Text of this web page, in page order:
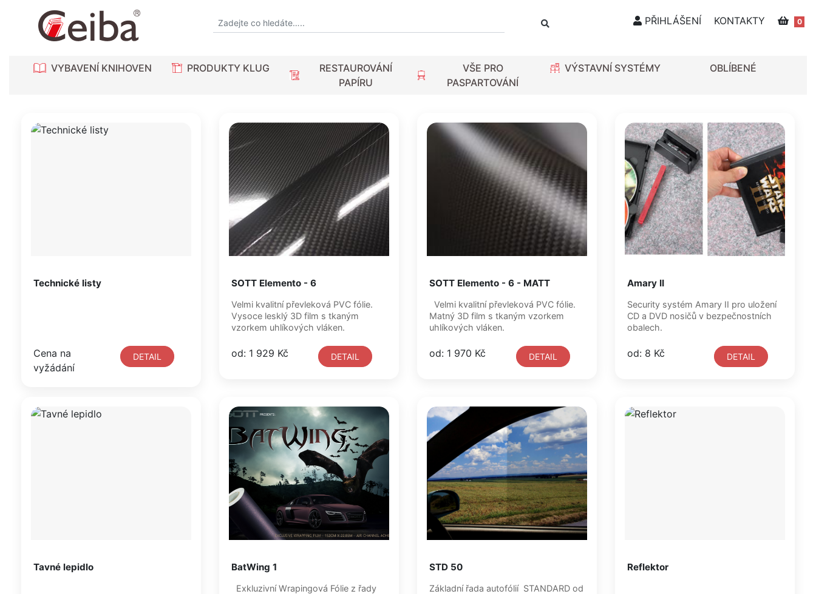
PŘIHLÁŠENÍ KONTAKTY 0
VYBAVENÍ KNIHOVEN PRODUKTY KLUG
RESTAUROVÁNÍ
PAPÍRU
VŠE PRO
PASPARTOVÁNÍ
VÝSTAVNÍ SYSTÉMY OBLÍBENÉ
Technické listy
Cena na
vyžádání
DETAIL
SOTT Elemento - 6
Velmi kvalitní převleková PVC fólie.
Vysoce lesklý 3D film s tkaným
vzorkem uhlíkových vláken.
od: 1 929 Kč DETAIL
SOTT Elemento - 6 - MATT
Matný 3D film s tkaným vzorkem
uhlíkových vláken.
od: 1 970 Kč DETAIL
Amary II
Security systém Amary II pro uložení
CD a DVD nosičů v bezpečnostních
obalech.
od: 8 Kč DETAIL
Tavné lepidlo BatWing 1
Exkluzivní Wrapingová Fólie z řady
STD 50
Základní řada autofólií STANDARD od
Reflektor